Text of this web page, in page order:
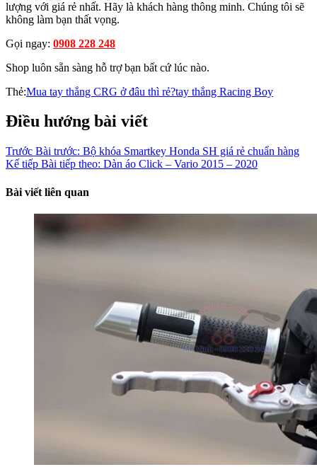
lượng với giá rẻ nhất. Hãy là khách hàng thông minh. Chúng tôi sẽ
không làm bạn thất vọng.
Gọi ngay: 0908 228 248
Shop luôn sẵn sàng hỗ trợ bạn bất cứ lúc nào.
Thẻ:Mua tay thắng CRG ở đâu thì rẻ?tay thắng Racing Boy
Điều hướng bài viết
Trước Bài trước: Bộ khóa Smartkey Honda SH giá rẻ chuẩn hàng
Kế tiếp Bài tiếp theo: Dàn áo Click – Vario 2015 – 2020
Bài viết liên quan